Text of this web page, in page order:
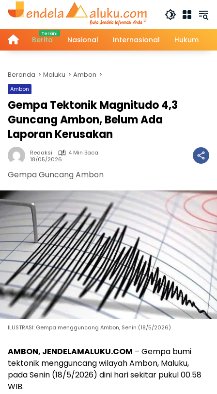
Langsung
HomeBerita Nasional Internasional Hukum
Beranda Maluku Ambon
Ambon
Gempa Tektonik Magnitudo 4,3
Guncang Ambon, Belum Ada
Laporan Kerusakan
Redaksi
4 Min Baca
18/05/2026
Gempa Guncang Ambon
ILUSTRASI: Gempa mengguncang Ambon, Senin (18/5/2026)
AMBON, JENDELAMALUKU.COM – Gempa bumi
tektonik mengguncang wilayah Ambon, Maluku,
pada Senin (18/5/2026) dini hari sekitar pukul 00.58
WIB.